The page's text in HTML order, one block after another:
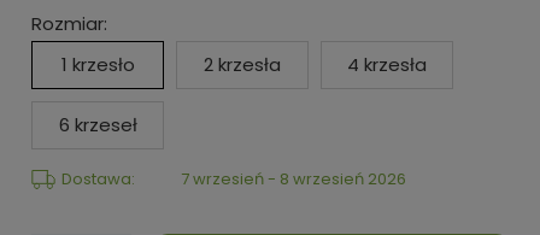
Rozmiar:
1 krzesło
2 krzesła 4 krzesła
6 krzeseł
Dostawa: 7 wrzesień - 8 wrzesień 2026